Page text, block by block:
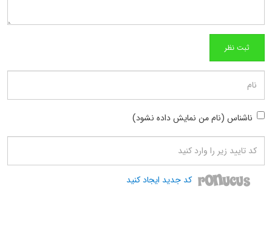
ناشناس (نام من نمایش داده نشود)
کد جدید ایجاد کنید